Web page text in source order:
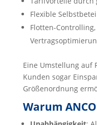
Flexible
Flotten-
Eine Umstellung auf
Kunden sogar
Größenordnung
Warum